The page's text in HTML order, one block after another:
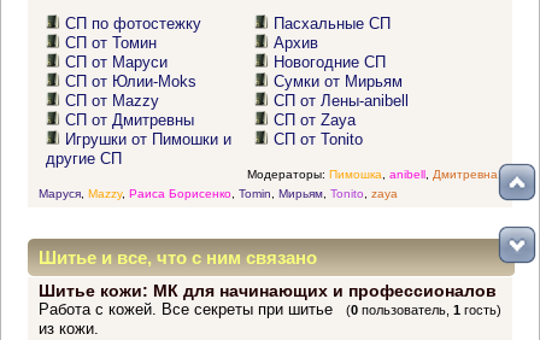
СП по фотостежку
СП от Томин
СП от Маруси
СП от Юлии-Moks
СП от Mazzy
СП от Дмитревны
Игрушки от Пимошки и
другие СП
Пасхальные СП
Архив
Новогодние СП
Сумки от Мирьям
СП от Лены-anibell
СП от Zaya
СП от Tonito
Модераторы: Пимошка anibell, Дмитревна,
Маруся, Mazzy, Раиса Борисенко, Tomin Мирьям, Tonito zaya
Шитье и все, что с ним связано
Шитье кожи: МК для начинающих и профессионалов
(0 пользователь,1 гость)
Работа с кожей. Все секреты при шитье
из кожи.